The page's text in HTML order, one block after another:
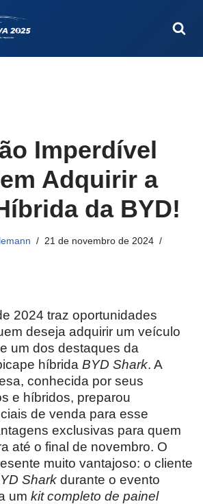
Imperdível
Adquirir a
da BYD!
21 de novembro de 2024
2024 traz oportunidades
deseja adquirir um veículo
um dos destaques da
híbrida BYD Shark. A
conhecida por seus
e híbridos, preparou
de venda para esse
exclusivas para quem
até o final de novembro. O
muito vantajoso: o cliente
Shark durante o evento
um kit completo de painel